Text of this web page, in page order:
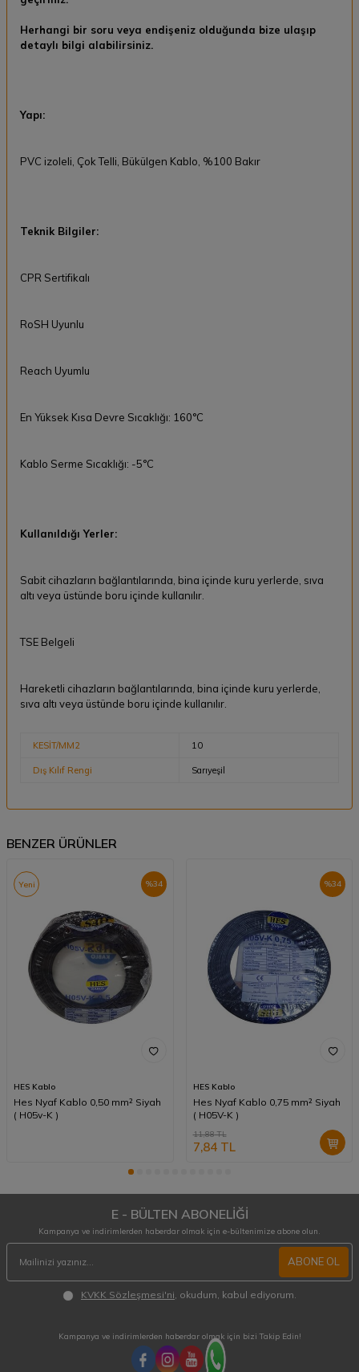
Herhangi bir soru veya endişeniz olduğunda bize ulaşıp
detaylı bilgi alabilirsiniz.
Yapı:
PVC izoleli, Çok Telli, Bükülgen Kablo, %100 Bakır
Teknik Bilgiler:
CPR Sertifikalı
RoSH Uyunlu
Reach Uyumlu
En Yüksek Kısa Devre Sıcaklığı: 160°C
Kablo Serme Sıcaklığı: -5°C
Kullanıldığı Yerler:
Sabit cihazların bağlantılarında, bina içinde kuru yerlerde, sıva
altı veya üstünde boru içinde kullanılır.
TSE Belgeli
Hareketli cihazların bağlantılarında, bina içinde kuru yerlerde,
sıva altı veya üstünde boru içinde kullanılır.
KESİT/MM2 10
Dış Kılıf Rengi Sarıyeşil
BENZER ÜRÜNLER
%34
Yeni
HES Kablo
Hes Nyaf Kablo 0,50 mm² Siyah
( H05v-K )
%34
HES Kablo
Hes Nyaf Kablo 0,75 mm² Siyah
( H05V-K )
11,88TL
7,84TL
E - BÜLTEN ABONELİĞİ
Kampanya ve indirimlerden haberdar olmak için e-bültenimize abone olun.
ABONE OL
KVKK Sözleşmesi'ni , okudum, kabul ediyorum.
Kampanya ve indirimlerden haberdar olmak için bizi Takip Edin!